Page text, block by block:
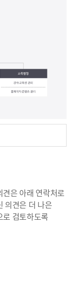
은 아래 연락처로
의견은 더 나은
검토하도록